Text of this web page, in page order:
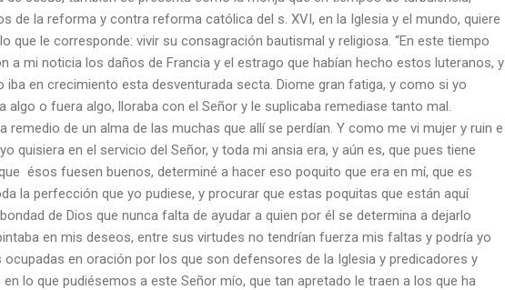
de la reforma y contra reforma católica del s. XVI, en la Iglesia y el mundo, quiere
que le corresponde: vivir su consagración bautismal y religiosa. “En este tiempo
a mi noticia los daños de Francia y el estrago que habían hecho estos luteranos, y
iba en crecimiento esta desventurada secta. Diome gran fatiga, y como si yo
algo o fuera algo, lloraba con el Señor y le suplicaba remediase tanto mal.
remedio de un alma de las muchas que allí se perdían. Y como me vi mujer y ruin e
quisiera en el servicio del Señor, y toda mi ansia era, y aún es, que pues tiene
ésos fuesen buenos, determiné a hacer eso poquito que era en mí, que es
la perfección que yo pudiese, y procurar que estas poquitas que están aquí
de Dios que nunca falta de ayudar a quien por él se determina a dejarlo
en mis deseos, entre sus virtudes no tendrían fuerza mis faltas y podría yo
en oración por los que son defensores de la Iglesia y predicadores y
lo que pudiésemos a este Señor mío, que tan apretado le traen a los que ha